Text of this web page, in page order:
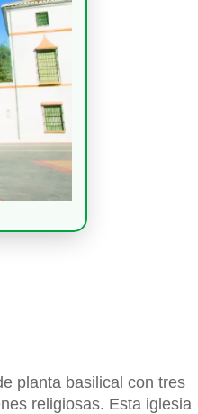
planta basilical con tres
religiosas. Esta iglesia